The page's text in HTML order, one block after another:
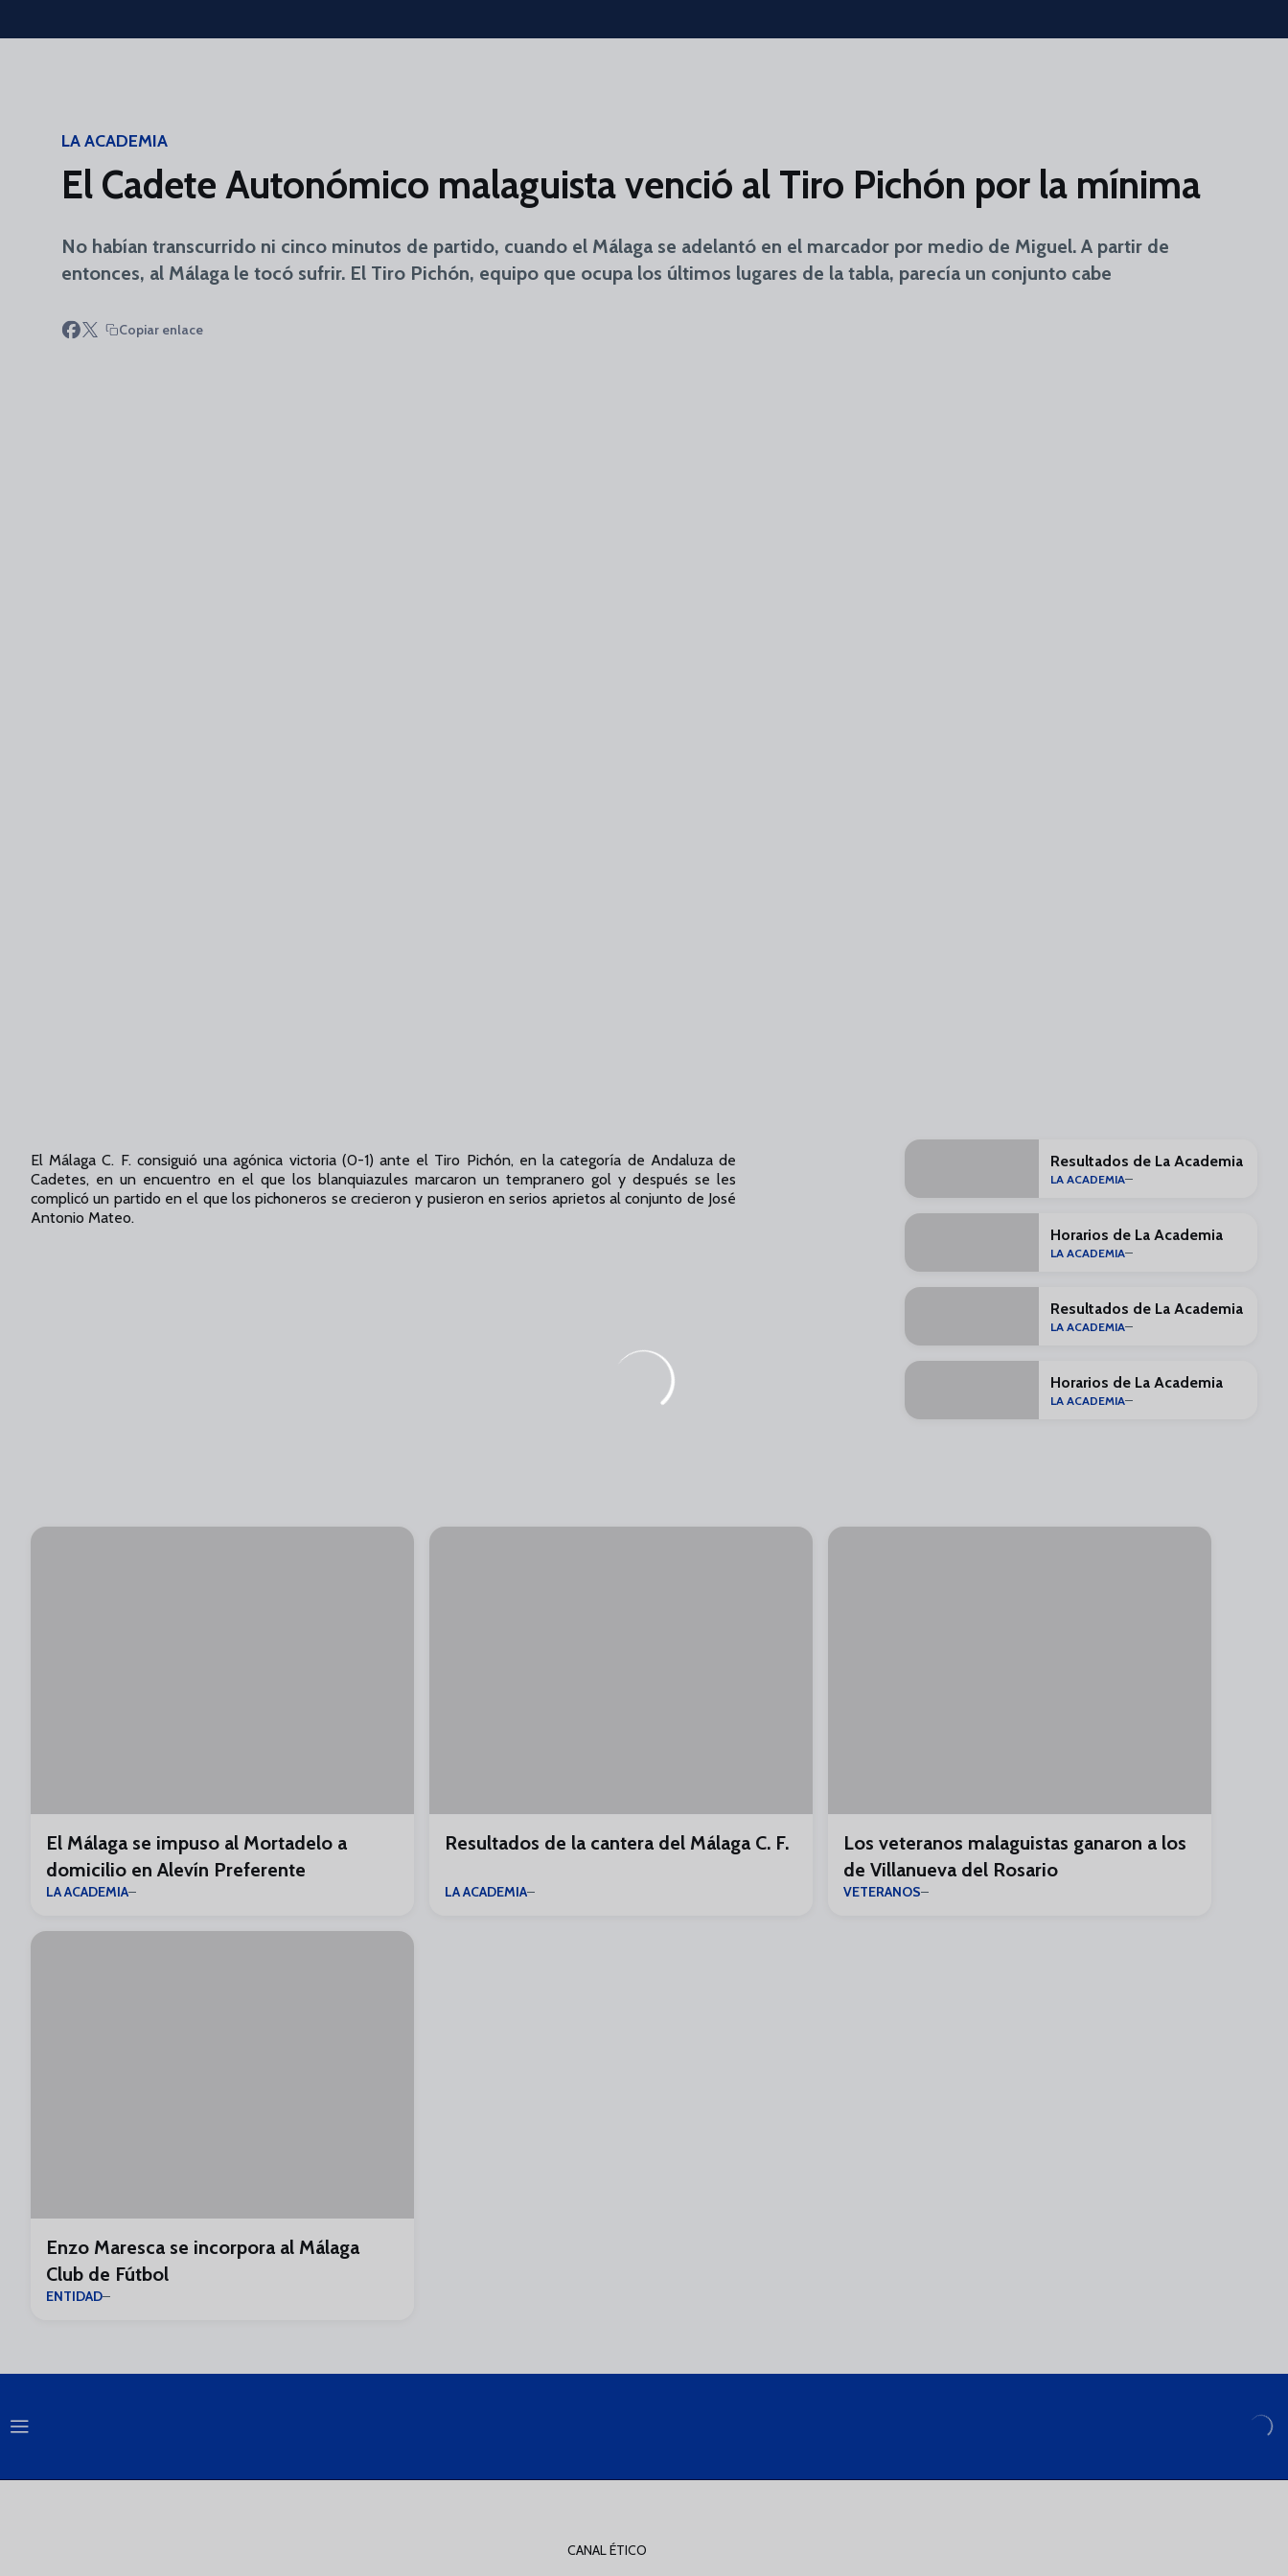
Skip to main content
LA ACADEMIA
El Cadete Autonómico malaguista venció al Tiro Pichón por la mínima
No habían transcurrido ni cinco minutos de partido, cuando el Málaga se adelantó en el marcador por medio de Miguel. A partir de
entonces, al Málaga le tocó sufrir. El Tiro Pichón, equipo que ocupa los últimos lugares de la tabla, parecía un conjunto cabe
Copiar enlace
El Málaga C. F. consiguió una agónica victoria (0-1) ante el Tiro Pichón, en la categoría de Andaluza de
Cadetes, en un encuentro en el que los blanquiazules marcaron un tempranero gol y después se les
complicó un partido en el que los pichoneros se crecieron y pusieron en serios aprietos al conjunto de José
Antonio Mateo.
Resultados de La Academia
LA ACADEMIA
Horarios de La Academia
LA ACADEMIA
Resultados de La Academia
LA ACADEMIA
Horarios de La Academia
LA ACADEMIA
El Málaga se impuso al Mortadelo a
domicilio en Alevín Preferente
LA ACADEMIA
Resultados de la cantera del Málaga C. F.
LA ACADEMIA
Los veteranos malaguistas ganaron a los
de Villanueva del Rosario
VETERANOS
Enzo Maresca se incorpora al Málaga
Club de Fútbol
ENTIDAD
CANAL ÉTICO